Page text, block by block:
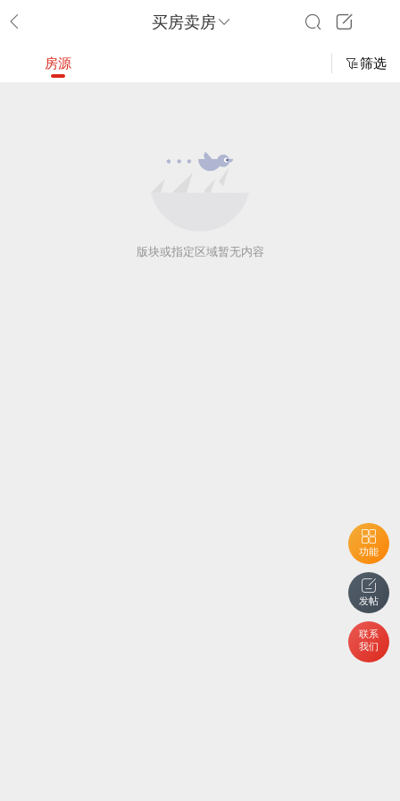
买房卖房
功能
发帖
联系
我们
房源 筛选
版块或指定区域暂无内容